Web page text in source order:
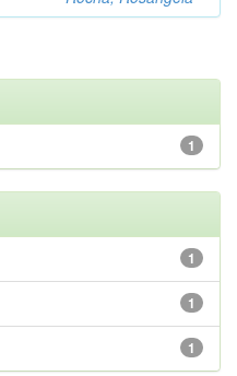
1
1
1
1